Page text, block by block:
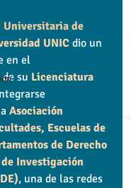
Universitaria de
UNIC dio un
en el
su Licenciatura
Asociación
Escuelas de
de Derecho
Investigación
, una de las redes